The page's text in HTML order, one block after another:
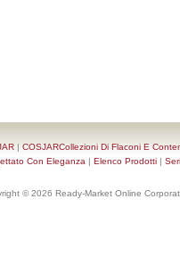
| COSJARCollezioni Di Flaconi E
Con Eleganza | Elenco Prodotti|
© 2026 Ready-Market Online